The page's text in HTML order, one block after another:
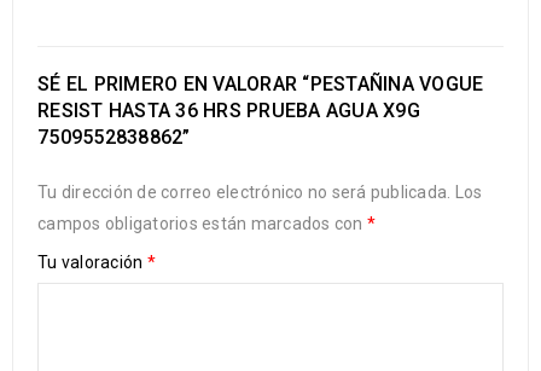
SÉ EL PRIMERO EN VALORAR “PESTAÑINA VOGUE
RESIST HASTA 36 HRS PRUEBA AGUA X9G
7509552838862”
Tu dirección de correo electrónico no será publicada.
Los
campos obligatorios están marcados con *
Tu valoración *